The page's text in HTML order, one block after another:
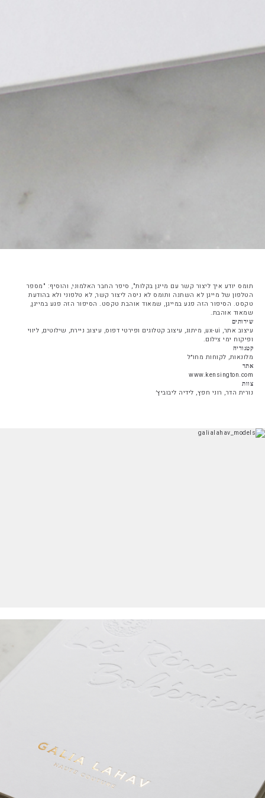
תומס יודע איך ליצור קשר עם מייגן בקלות", סיפר החבר האלמוני, והוסיף: "מספר
הטלפון של מייגן לא השתנה ותומס לא ניסה ליצור קשר, לא טלפוני ולא בהודעת
טקסט. הסיפור הזה פגע במייגן, שמאוד אוהבת טקסט. הסיפור הזה פגע במייגן,
שמאוד אוהבת.
שירותים
עיצוב אתר, ux-ui, מיתוג, עיצוב קטלוגים ופירטי דפוס, עיצוב ניירת, שילוטים, ליווי
ופיקוח ימי צילום.
קטגוריה
מלונאות, לקוחות מחו״ל
אתר
www.kensington.com
צוות
נורית הדר, רוני חפץ, לידיה ליבוביץ׳